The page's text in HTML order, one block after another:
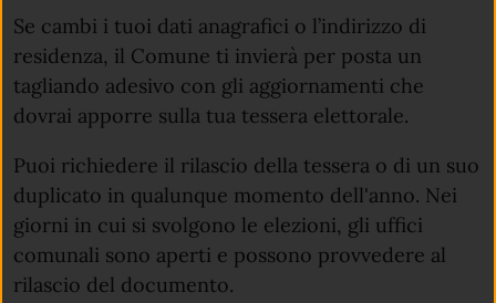
Se cambi i tuoi dati anagrafici o l’indirizzo di
residenza, il Comune ti invierà per posta un
tagliando adesivo con gli aggiornamenti che
dovrai apporre sulla tua tessera elettorale.
Puoi richiedere il rilascio della tessera o di un suo
duplicato in qualunque momento dell'anno. Nei
giorni in cui si svolgono le elezioni, gli uffici
comunali sono aperti e possono provvedere al
rilascio del documento.